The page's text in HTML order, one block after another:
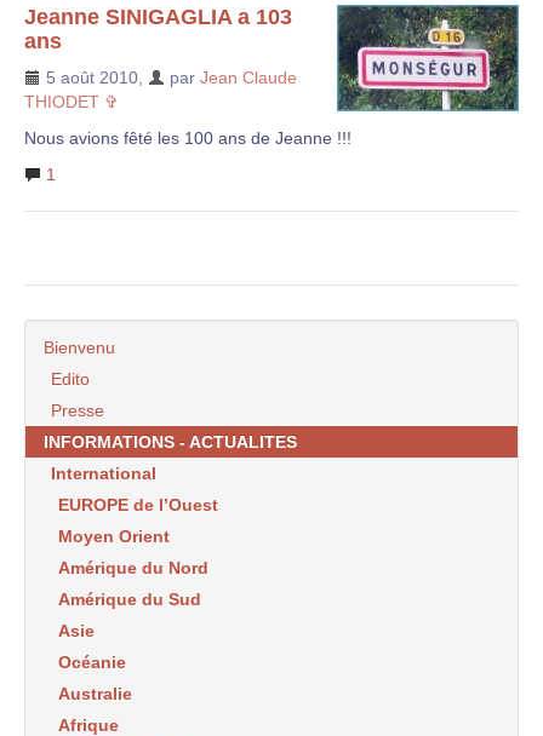
Jeanne SINIGAGLIA a 103
ans
5 août 2010 par Jean Claude
THIODET ✞
Nous avions fêté les 100 ans de Jeanne !!!
1
Bienvenu
Edito
Presse
INFORMATIONS - ACTUALITES
International
EUROPE de l’Ouest
Moyen Orient
Amérique du Nord
Amérique du Sud
Asie
Océanie
Australie
Afrique